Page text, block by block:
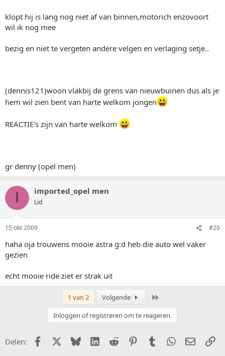
klopt hij is lang nog niet af van binnen,motorich enzovoort
wil ik nog mee
bezig en niet te vergeten andere velgen en verlaging setje..
(dennis121)woon vlakbij de grens van nieuwbuinen dus als je
hem wil zien bent van harte welkom jongen
REACTIE's zijn van harte welkom
gr denny (opel men)
I imported_opel men
Lid
15 okt 2009 #20
haha oja trouwens mooie astra g:d heb die auto wel vaker
gezien
echt mooie ride ziet er strak uit
1 van 2 Volgende
Inloggen of registreren om te reageren.
Delen: FacebookX (Twitter)
BlueskyLinkedIn
Reddit PinterestTumblr WhatsApp
E-mail